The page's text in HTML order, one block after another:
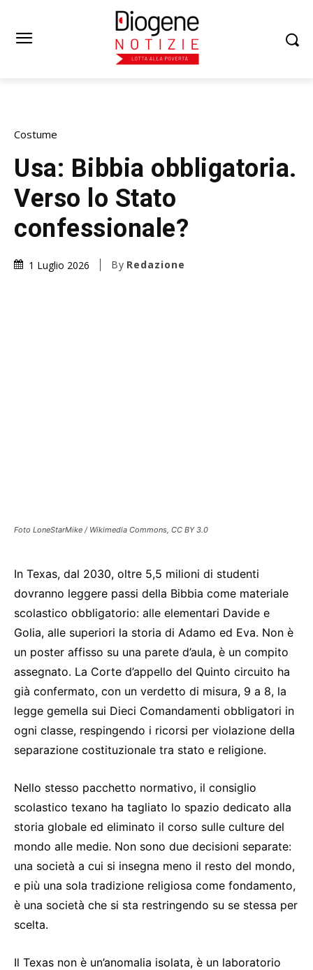
Costume
Usa: Bibbia obbligatoria.
Verso lo Stato
confessionale?
1 Luglio 2026 By Redazione
Foto LoneStarMike / Wikimedia Commons, CC BY 3.0
In Texas, dal 2030, oltre 5,5 milioni di studenti
dovranno leggere passi della Bibbia come materiale
scolastico obbligatorio: alle elementari Davide e
Golia, alle superiori la storia di Adamo ed Eva. Non è
un poster affisso su una parete d’aula, è un compito
assegnato. La Corte d’appello del Quinto circuito ha
già confermato, con un verdetto di misura, 9 a 8, la
legge gemella sui Dieci Comandamenti obbligatori in
ogni classe, respingendo i ricorsi per violazione della
separazione costituzionale tra stato e religione.
Nello stesso pacchetto normativo, il consiglio
scolastico texano ha tagliato lo spazio dedicato alla
storia globale ed eliminato il corso sulle culture del
mondo alle medie. Non sono due decisioni separate:
una società a cui si insegna meno il resto del mondo,
e più una sola tradizione religiosa come fondamento,
è una società che si sta restringendo su se stessa per
scelta.
Il Texas non è un’anomalia isolata, è un laboratorio